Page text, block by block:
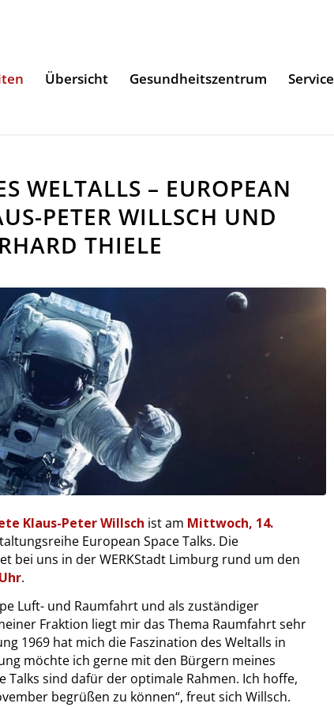
Übersicht Gesundheitszentrum Service
WELTALLS – EUROPEAN
PETER WILLSCH UND
THIELE
Klaus-Peter Willsch ist am Mittwoch, 14.
European Space Talks. Die
bei uns in der WERKStadt Limburg rund um den
.
Luft- und Raumfahrt und als zuständiger
Fraktion liegt mir das Thema Raumfahrt sehr
1969 hat mich die Faszination des Weltalls in
möchte ich gerne mit den Bürgern meines
Talks sind dafür der optimale Rahmen. Ich hoffe,
begrüßen zu können“, freut sich Willsch.